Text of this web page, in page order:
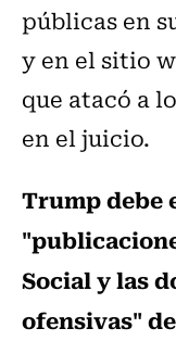
públicas en
y en el sitio
que atacó a
en el juicio.
Trump debe
Social y las
ofensivas"